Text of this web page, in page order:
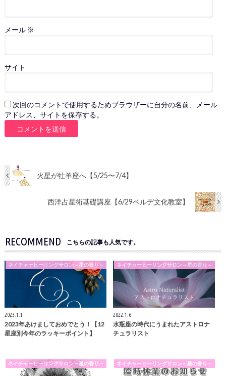
メール ※
サイト
次回のコメントで使用するためブラウザーに自分の名前、メール
アドレス、サイトを保存する。
火星が牡羊座へ【5/25〜7/4】
西洋占星術基礎講座【6/29ベルデ文化教室】
RECOMMEND こちらの記事も人気です。
ネイチャーヒーリングサロン～星の香り～
2023.1.1
2023年あけましておめでとう！【12
星座別今年のラッキーポイント】
ネイチャーヒーリングサロン～星の香り～
2022.1.6
水瓶座の時代にうまれたアストロナ
チュラリスト
ネイチャーヒーリングサロン～星の香り～ ネイチャーヒーリングサロン～星の香り～